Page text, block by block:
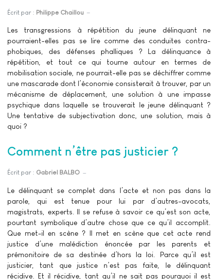
Écrit par : Philippe Chaillou
Les transgressions à répétition du jeune délinquant ne
pourraient-elles pas se lire comme des conduites contra-
phobiques, des défenses phalliques ? La délinquance à
répétition, et tout ce qui tourne autour en termes de
mobilisation sociale, ne pourrait-elle pas se déchiffrer comme
une mascarade dont l’économie consisterait à trouver, par un
mécanisme de déplacement, une solution à une impasse
psychique dans laquelle se trouverait le jeune délinquant ?
Une tentative de subjectivation donc, une solution, mais à
quoi ?
Comment n’être pas justicier ?
Écrit par : Gabriel BALBO
Le délinquant se complet dans l’acte et non pas dans la
parole, qui est tenue pour lui par d’autres-avocats,
magistrats, experts. Il se refuse à savoir ce qu’est son acte,
pourtant symbolique d’autre chose que ce qu’il accomplit.
Que met-il en scène ? Il met en scène que cet acte rend
justice d’une malédiction énoncée par les parents et
prémonitoire de sa destinée d’hors la loi. Parce qu’il est
justicier, tant que justice n’est pas faite, le délinquant
récidive. Et il récidive, tant qu’il ne sait pas pourquoi il est